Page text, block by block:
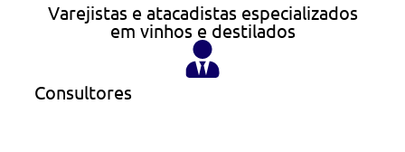
Varejistas e atacadistas especializados
em vinhos e destilados
Consultores